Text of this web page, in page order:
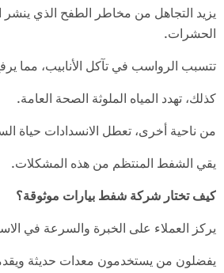
يزيد التجاهل من مخاطر الطفح الذي ينشر
الحشرات.
تتسبب الرواسب في تآكل الأنابيب، مما
كذلك، تهدد المياه الملوثة الصحة العامة.
من ناحية أخرى، تعطل الانسدادات حياة
يقي الشفط المنتظم من هذه المشكلات.
كيف تختار شركة شفط بيارات موثوقة؟
يركز العملاء على الخبرة والسرعة في
يفضلون من يستخدمون معدات حديثة